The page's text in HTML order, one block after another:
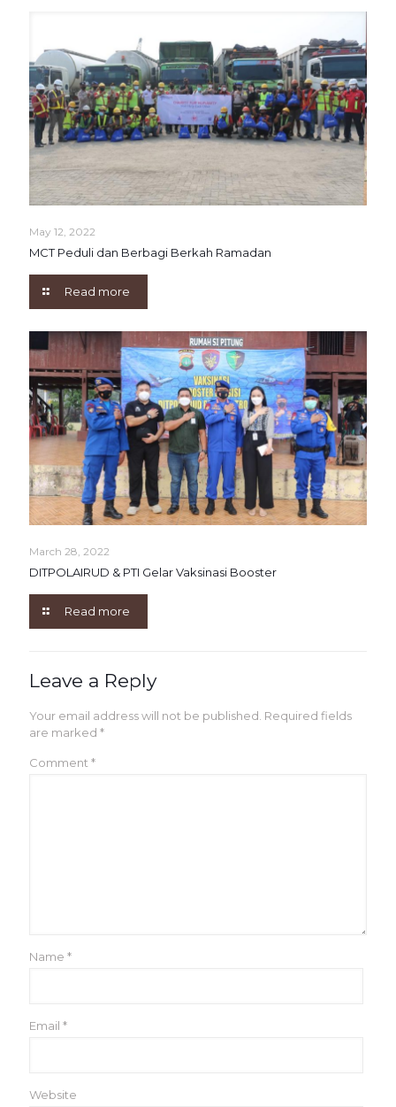
May 12, 2022
MCT Peduli dan Berbagi Berkah Ramadan
Read more
March 28, 2022
DITPOLAIRUD & PTI Gelar Vaksinasi Booster
Read more
Leave a Reply
Your email address will not be published. Required fields
are marked *
Comment *
Name *
Email *
Website